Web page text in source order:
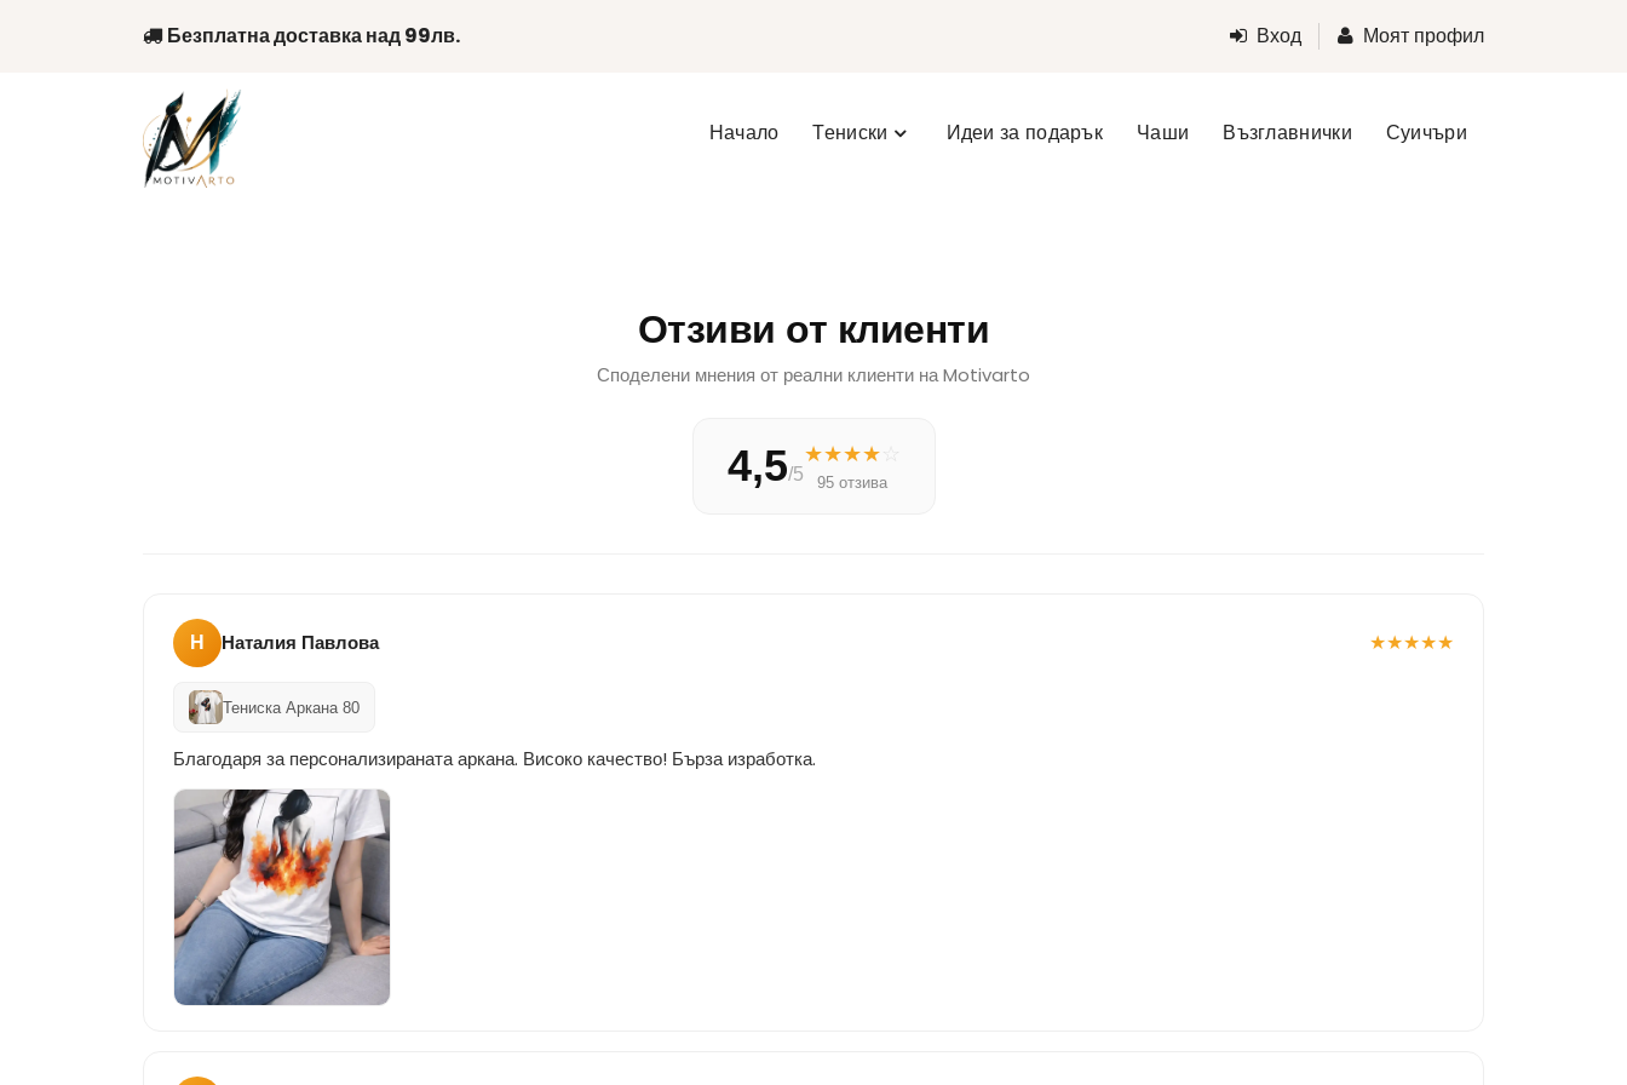
Безплатна доставка над 99лв. Вход Моят профил
Начало Тениски Идеи за подарък Чаши Възглавнички Суичъри
Отзиви от клиенти
Споделени мнения от реални клиенти на Motivarto
4,5/5
★★★★☆
95 отзива
Н Наталия Павлова ★★★★★
Тениска Аркана 80
Благодаря за персонализираната аркана. Високо качество! Бърза изработка.